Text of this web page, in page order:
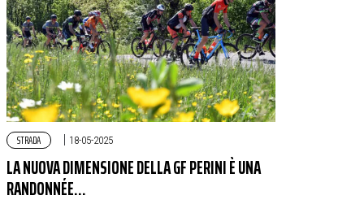
STRADA | 18-05-2025
LA NUOVA DIMENSIONE DELLA GF PERINI È UNA
RANDONNÉE…